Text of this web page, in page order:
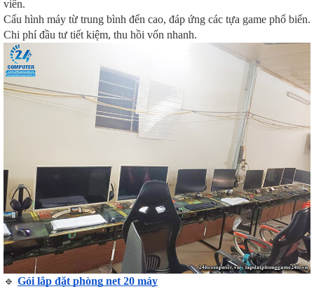
viên.
Cấu hình máy từ trung bình đến cao, đáp ứng các tựa game phổ biến.
Chi phí đầu tư tiết kiệm, thu hồi vốn nhanh.
🔹 Gói lắp đặt phòng net 20 máy